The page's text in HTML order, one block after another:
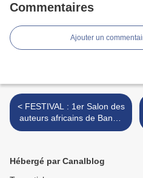
Commentaires
Ajouter un
< FESTIVAL : 1er Salon des
auteurs africains de Bande
Dessinée ( france )
Hébergé par Canalblog